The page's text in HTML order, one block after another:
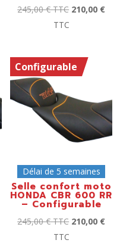
245,00€ TTC 210,00 €
TTC
Configurable
Délai de 5 semaines
Selle confort moto
HONDA CBR 600 RR
– Configurable
245,00€ TTC 210,00 €
TTC